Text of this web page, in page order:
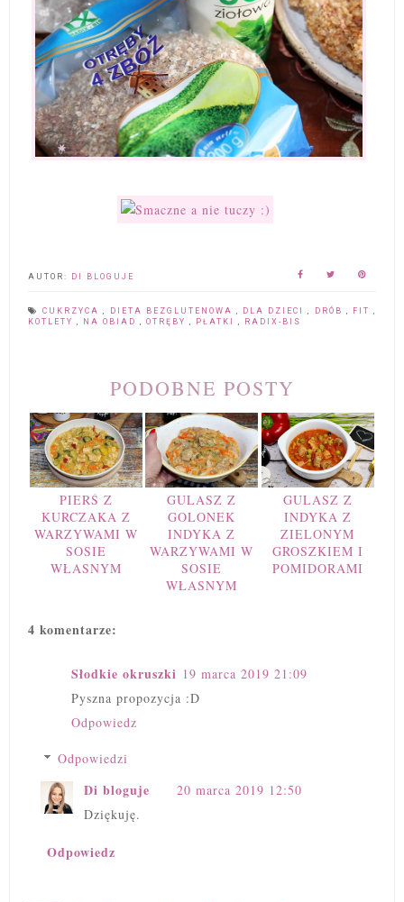
AUTOR: DI BLOGUJE
CUKRZYCA DIETA BEZGLUTENOWA DLA DZIECI DRÓB FIT
KOTLETY
NA OBIAD OTRĘBY PŁATKI RADIX-BIS
PODOBNE POSTY
PIERŚ Z
KURCZAKA Z
WARZYWAMI W
SOSIE
WŁASNYM
GULASZ Z
GOLONEK
INDYKA Z
WARZYWAMI W
SOSIE
WŁASNYM
GULASZ Z
INDYKA Z
ZIELONYM
GROSZKIEM I
POMIDORAMI
4 komentarze:
Słodkie okruszki 19 marca 2019 21:09
Pyszna propozycja :D
Odpowiedz
Odpowiedzi
Di bloguje
20 marca 2019 12:50
Dziękuję.
Odpowiedz